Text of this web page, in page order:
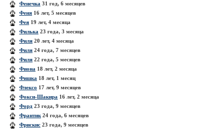
Фенечка 31 год, 6 месяцев
Феня 16 лет, 5 месяцев
Фея 19 лет, 4 месяца
Филька 23 года, 3 месяца
Филя 20 лет, 4 месяца
Филя 24 года, 7 месяцев
Филя 22 года, 5 месяцев
Фиона 18 лет, 2 месяца
Фишка 18 лет, 1 месяц
Флексо 17 лет, 9 месяцев
Фокси-Шакира 16 лет, 2 месяца
Форд 23 года, 9 месяцев
Франтик 24 года, 6 месяцев
Фрискис 23 года, 9 месяцев